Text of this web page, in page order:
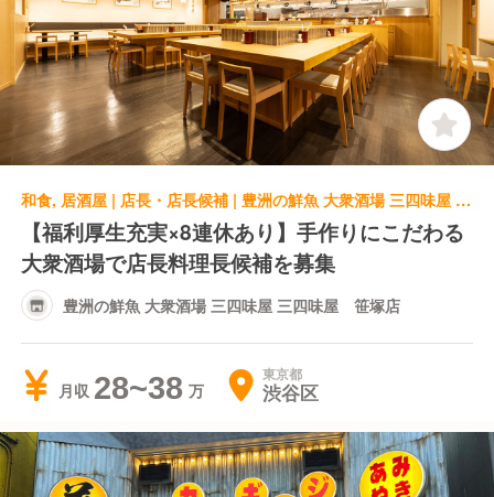
和食, 居酒屋 | 店長・店長候補 | 豊洲の鮮魚 大衆酒場 三四味屋 三四味屋 笹塚店
【福利厚生充実×8連休あり】手作りにこだわる
大衆酒場で店長料理長候補を募集
豊洲の鮮魚 大衆酒場 三四味屋 三四味屋 笹塚店
月収 28~38 東京都
渋谷区